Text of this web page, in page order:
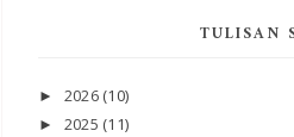
TULISAN
► 2026 (10)
► 2025 (11)